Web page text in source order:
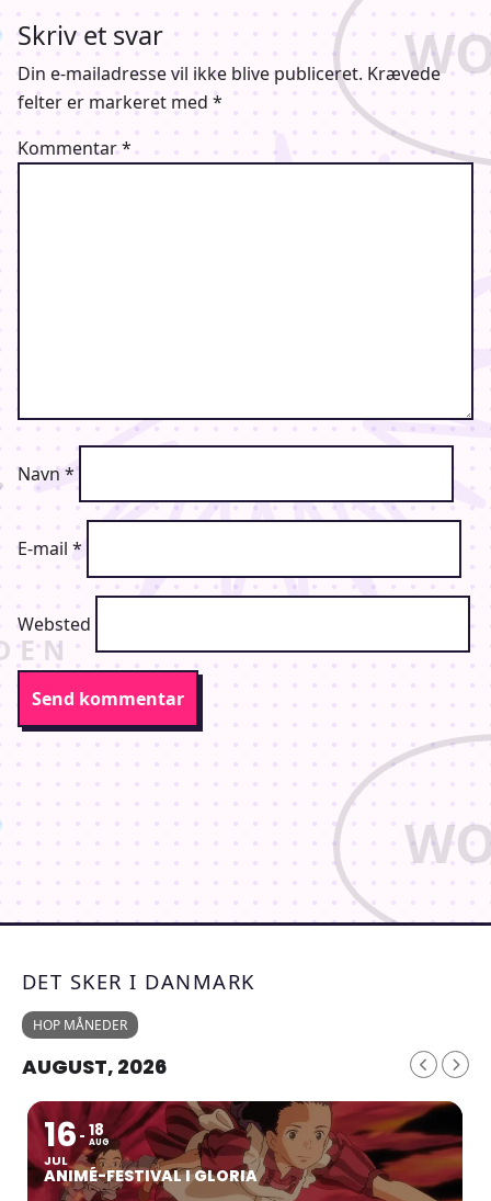
Skriv et svar
Din e-mailadresse vil ikke blive publiceret. Krævede
felter er markeret med *
Kommentar*
Navn*
E-mail *
Websted
DET SKER I DANMARK
HOP MÅNEDER
AUGUST, 2026
16
JUL
18
AUG
ANIMÉ-FESTIVAL I GLORIA